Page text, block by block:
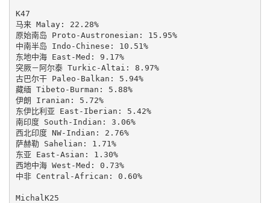
K47
马来 Malay: 22.28%
原始南岛 Proto-Austronesian: 15.95%
中南半岛 Indo-Chinese: 10.51%
东地中海 East-Med: 9.17%
突厥－阿尔泰 Turkic-Altai: 8.97%
古巴尔干 Paleo-Balkan: 5.94%
藏缅 Tibeto-Burman: 5.88%
伊朗 Iranian: 5.72%
东伊比利亚 East-Iberian: 5.42%
南印度 South-Indian: 3.06%
西北印度 NW-Indian: 2.76%
萨赫勒 Sahelian: 1.71%
东亚 East-Asian: 1.30%
西地中海 West-Med: 0.73%
中非 Central-African: 0.60%
MichalK25